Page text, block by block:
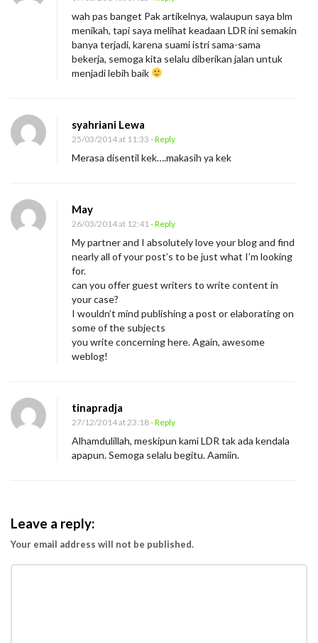
wah pas banget Pak artikelnya, walaupun saya blm
menikah, tapi saya melihat keadaan LDR ini semakin
banya terjadi, karena suami istri sama-sama
bekerja, semoga kita selalu diberikan jalan untuk
menjadi lebih baik
syahriani Lewa
25/03/2014 at 11:33 - Reply
Merasa disentil kek….makasih ya kek
May
26/03/2014 at 12:41- Reply
My partner and I absolutely love your blog and find
nearly all of your post’s to be just what I’m looking
for.
can you offer guest writers to write content in
your case?
I wouldn’t mind publishing a post or elaborating on
some of the subjects
you write concerning here. Again, awesome
weblog!
tinapradja
27/12/2014 at 23:18- Reply
Alhamdulillah, meskipun kami LDR tak ada kendala
apapun. Semoga selalu begitu. Aamiin.
Leave a reply:
Your email address will not be published.